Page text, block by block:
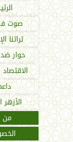
صوت
تراثنا
حوار
من